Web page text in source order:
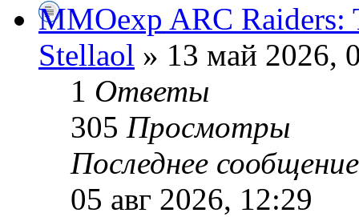
MMOexp ARC
Stellaol » 13 май 2026,
1 Ответы
305 Просмотры
Последнее
05 авг 2026, 12:29